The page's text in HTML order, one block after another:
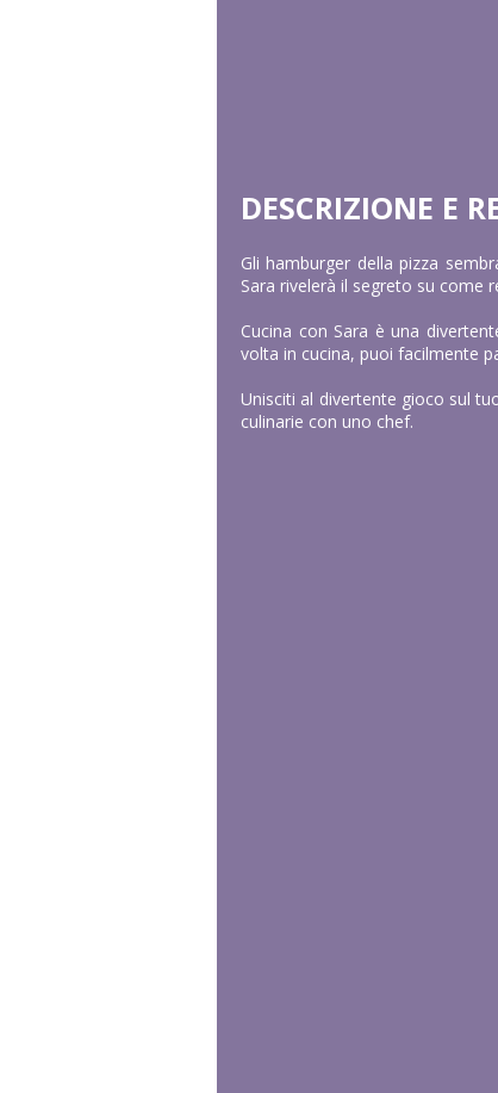
DESCRIZIONE E
Gli hamburger della pizza
Sara rivelerà il segreto su come
Cucina con Sara è una
volta in cucina, puoi facilmente
Unisciti al divertente gioco sul
culinarie con uno chef.